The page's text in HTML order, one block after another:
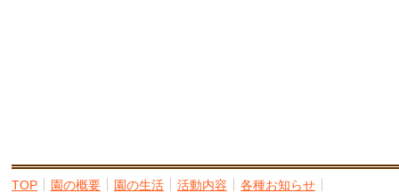
TOP 園の概要 園の生活 活動内容 各種お知らせ